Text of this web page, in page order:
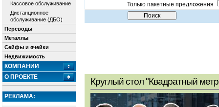
Кассовое обслуживание
Дистанционное
обслуживание (ДБО)
Переводы
Металлы
Сейфы и ячейки
Недвижимость
КОМПАНИИ
О ПРОЕКТЕ
РЕКЛАМА:
Только пакетные предложения
Круглый стол "Квадратный